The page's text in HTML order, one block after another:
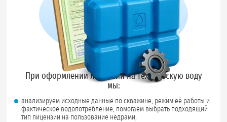
При оформлении лицензии на техническую воду
мы:
анализируем исходные данные по скважине, режим её работы и
фактическое водопотребление, помогаем выбрать подходящий
тип лицензии на пользование недрами;